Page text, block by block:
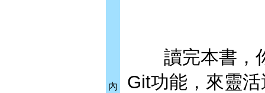
內
讀完本書，你
Git功能，來靈